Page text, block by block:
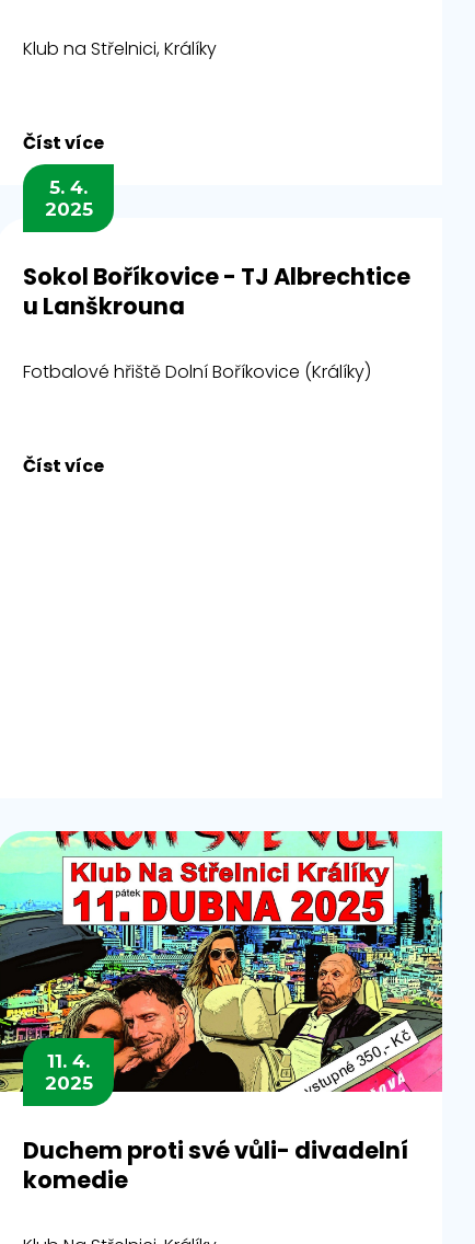
Klub na Střelnici, Králíky
Číst více
5. 4.
2025
Sokol Boříkovice - TJ Albrechtice
u Lanškrouna
Fotbalové hřiště Dolní Boříkovice (Králíky)
Číst více
11. 4.
2025
Duchem proti své vůli- divadelní
komedie